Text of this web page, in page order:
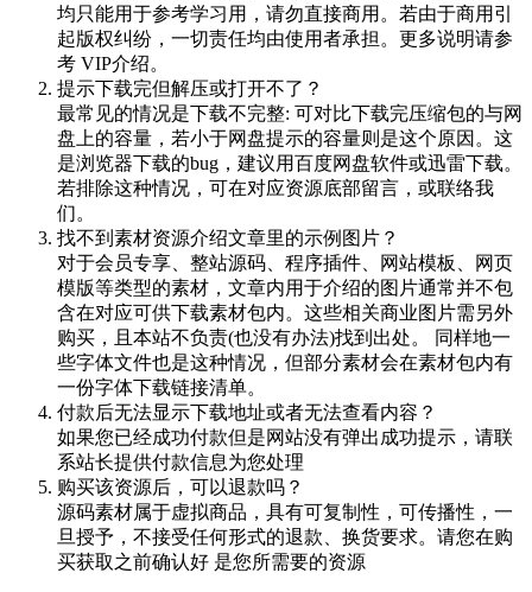
均只能用于参考学习用，请勿直接商用。若由于商用引
起版权纠纷，一切责任均由使用者承担。更多说明请参
考 VIP介绍。
提示下载完但解压或打开不了？
最常见的情况是下载不完整: 可对比下载完压缩包的与网
盘上的容量，若小于网盘提示的容量则是这个原因。这
是浏览器下载的bug，建议用百度网盘软件或迅雷下载。
若排除这种情况，可在对应资源底部留言，或联络我
们。
找不到素材资源介绍文章里的示例图片？
对于会员专享、整站源码、程序插件、网站模板、网页
模版等类型的素材，文章内用于介绍的图片通常并不包
含在对应可供下载素材包内。这些相关商业图片需另外
购买，且本站不负责(也没有办法)找到出处。 同样地一
些字体文件也是这种情况，但部分素材会在素材包内有
一份字体下载链接清单。
付款后无法显示下载地址或者无法查看内容？
如果您已经成功付款但是网站没有弹出成功提示，请联
系站长提供付款信息为您处理
购买该资源后，可以退款吗？
源码素材属于虚拟商品，具有可复制性，可传播性，一
旦授予，不接受任何形式的退款、换货要求。请您在购
买获取之前确认好 是您所需要的资源